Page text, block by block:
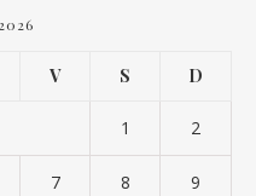
V S D
1 2
7 8 9